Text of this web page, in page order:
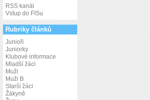
RSS kanál
Vstup do FISu
Rubriky článků
Junioři
Juniorky
Klubové informace
Mladší žáci
Muži
Muži B
Starší žáci
Žákyně